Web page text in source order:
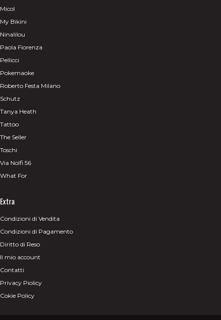
Micol
My Bikini
Ninalilou
Paola Fiorenza
Pellicci
Pokemaoke
Roberto Festa Milano
Schutz
Tanya Heath
Tattoo
The Seller
Toschi
Via Nolfi 56
What For
Extra
Condizioni di Vendita
Condizioni di Pagamento
Diritto di Reso
Il mio account
Contatti
Privacy Piolicy
Cokie Policy